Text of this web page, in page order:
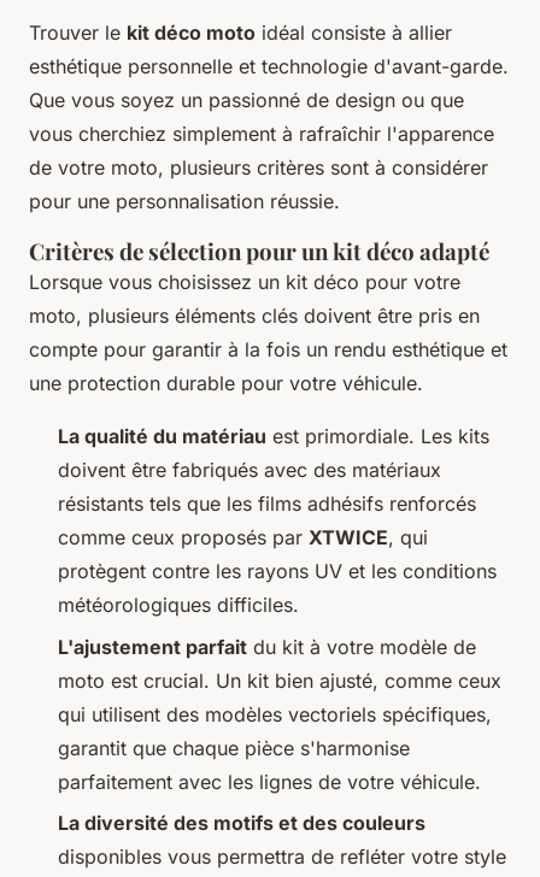
Trouver le kit déco moto idéal consiste à allier
esthétique personnelle et technologie d'avant-garde.
Que vous soyez un passionné de design ou que
vous cherchiez simplement à rafraîchir l'apparence
de votre moto, plusieurs critères sont à considérer
pour une personnalisation réussie.
Critères de sélection pour un kit déco adapté
Lorsque vous choisissez un kit déco pour votre
moto, plusieurs éléments clés doivent être pris en
compte pour garantir à la fois un rendu esthétique et
une protection durable pour votre véhicule.
La qualité du matériau est primordiale. Les kits
doivent être fabriqués avec des matériaux
résistants tels que les films adhésifs renforcés
comme ceux proposés par XTWICE, qui
protègent contre les rayons UV et les conditions
météorologiques difficiles.
L'ajustement parfait du kit à votre modèle de
moto est crucial. Un kit bien ajusté, comme ceux
qui utilisent des modèles vectoriels spécifiques,
garantit que chaque pièce s'harmonise
parfaitement avec les lignes de votre véhicule.
La diversité des motifs et des couleurs
disponibles vous permettra de refléter votre style